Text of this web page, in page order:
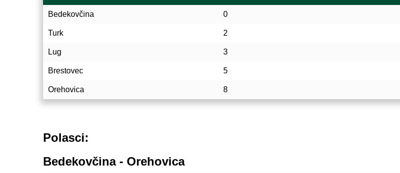
Bedekovčina 0
Turk 2
Lug 3
Brestovec 5
Orehovica 8
Polasci:
Bedekovčina - Orehovica